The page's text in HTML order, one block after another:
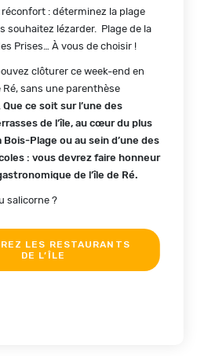
réconfort : déterminez la plage
souhaitez lézarder. Plage de la
Prises… À vous de choisir !
clôturer ce week-end en
Ré, sans une parenthèse
Que ce soit sur l’une des
de l’île, au cœur du plus
Plage ou au sein d’une des
: vous devrez faire honneur
de l’île de Ré.
salicorne ?
LES RESTAURANTS
DE L’ÎLE